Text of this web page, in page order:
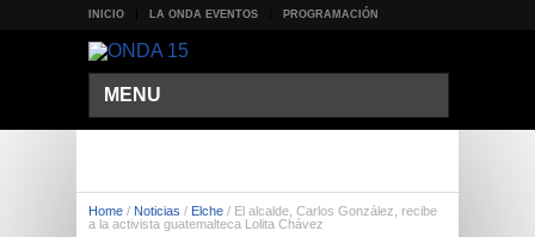
INICIO LA ONDA EVENTOS PROGRAMACIÓN
MENU
Home / Noticias / Elche / El alcalde, Carlos González, recibe
a la activista guatemalteca Lolita Chávez